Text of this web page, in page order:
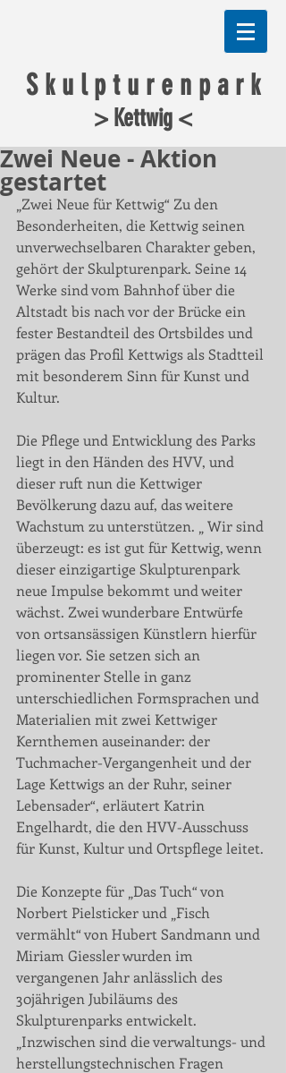
S k u l p t u r e n p a r k
> Kettwig <
Zwei Neue - Aktion
gestartet
„Zwei Neue für Kettwig“ Zu den
Besonderheiten, die Kettwig seinen
unverwechselbaren Charakter geben,
gehört der Skulpturenpark. Seine 14
Werke sind vom Bahnhof über die
Altstadt bis nach vor der Brücke ein
fester Bestandteil des Ortsbildes und
prägen das Profil Kettwigs als Stadtteil
mit besonderem Sinn für Kunst und
Kultur.
Die Pflege und Entwicklung des Parks
liegt in den Händen des HVV, und
dieser ruft nun die Kettwiger
Bevölkerung dazu auf, das weitere
Wachstum zu unterstützen. „ Wir sind
überzeugt: es ist gut für Kettwig, wenn
dieser einzigartige Skulpturenpark
neue Impulse bekommt und weiter
wächst. Zwei wunderbare Entwürfe
von ortsansässigen Künstlern hierfür
liegen vor. Sie setzen sich an
prominenter Stelle in ganz
unterschiedlichen Formsprachen und
Materialien mit zwei Kettwiger
Kernthemen auseinander: der
Tuchmacher-Vergangenheit und der
Lage Kettwigs an der Ruhr, seiner
Lebensader“, erläutert Katrin
Engelhardt, die den HVV-Ausschuss
für Kunst, Kultur und Ortspflege leitet.
Die Konzepte für „Das Tuch“ von
Norbert Pielsticker und „Fisch
vermählt“ von Hubert Sandmann und
Miriam Giessler wurden im
vergangenen Jahr anlässlich des
30jährigen Jubiläums des
Skulpturenparks entwickelt.
„Inzwischen sind die verwaltungs- und
herstellungstechnischen Fragen